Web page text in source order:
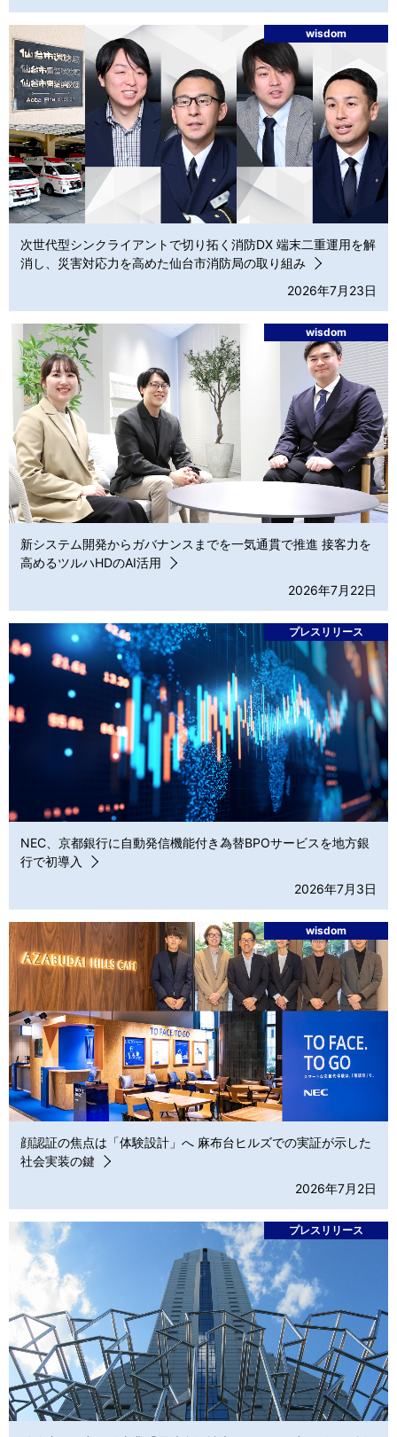
wisdom
次世代型シンクライアントで切り拓く消防DX 端末二重運用を解
消し、災害対応力を高めた仙台市消防局の取り組み
2026年7月23日
wisdom
新システム開発からガバナンスまでを一気通貫で推進 接客力を
高めるツルハHDのAI活用
2026年7月22日
プレスリリース
NEC、京都銀行に自動発信機能付き為替BPOサービスを地方銀
行で初導入
2026年7月3日
wisdom
顔認証の焦点は「体験設計」へ 麻布台ヒルズでの実証が示した
社会実装の鍵
2026年7月2日
プレスリリース